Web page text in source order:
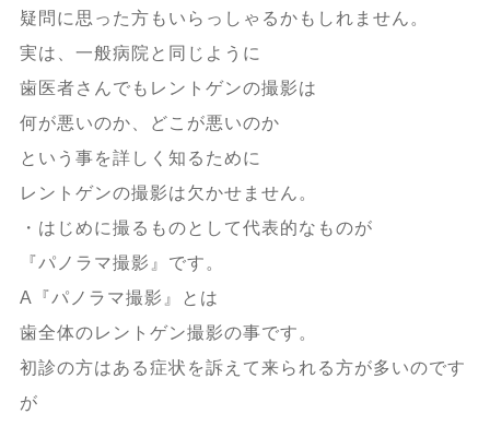
疑問に思った方もいらっしゃるかもしれません。
実は、一般病院と同じように
歯医者さんでもレントゲンの撮影は
何が悪いのか、どこが悪いのか
という事を詳しく知るために
レントゲンの撮影は欠かせません。
・はじめに撮るものとして代表的なものが
『パノラマ撮影』です。
A『パノラマ撮影』とは
歯全体のレントゲン撮影の事です。
初診の方はある症状を訴えて来られる方が多いのです
が